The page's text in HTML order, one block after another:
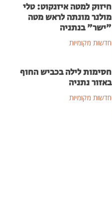
חיזוק למטה איזנקוט: טלי
מולנר מונתה לראש מטה
"ישר" בנתניה
חדשות מקומיות
חסימות לילה בכביש החוף
באזור נתניה
חדשות מקומיות